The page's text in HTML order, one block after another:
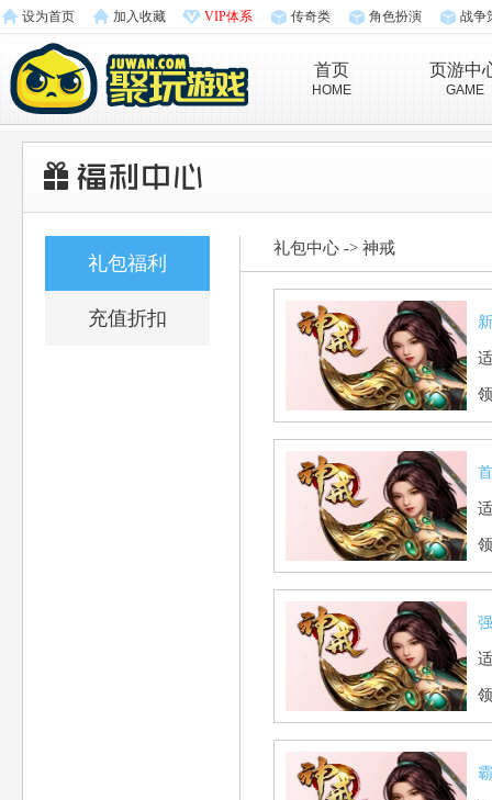
设为首页 加入收藏 VIP体系 传奇类 角色扮演 战争
首页
HOME
页游中
GAME
礼包福利
充值折扣
礼包中心 -> 神戒